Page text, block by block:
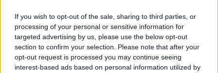
If you wish to opt-out of the sale, sharing to third parties, or
processing of your personal or sensitive information for
targeted advertising by us, please use the below opt-out
section to confirm your selection. Please note that after your
opt-out request is processed you may continue seeing
interest-based ads based on personal information utilized by
Bettarini "sta svolgendo nel migliore dei modi il proprio lavoro", e i
post di Cassigoli sono "inaccettabili e indegni di una dialettica
democratica tra le parti".